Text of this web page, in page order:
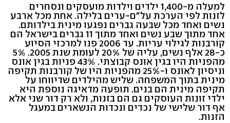
למעלה מ-1,400 ילדים וילדות מועסקים ונסחרים
לזנות לפי הערכת על"ם-ערים בלילה. אחת מכל ארבע
נשים ואחד מכל שבעה גברים נפגעו מינית בילדותם.
אחד מתוך שבע נשים ואחד מתוך 11 גברים בישראל הם
קורבנות לגילוי עריות. עד 2006 פנו למרכזי הסיוע
כ-28 אלף נשים, עליה של 20% לעומת שנת 2005. 5%
מהפניות היו בגין אונס קבוצתי. 43% פניות בגין אונס
וניסיון לאונס ו-25% מהפניות היו של קורבנות תקיפה
מינית בתוך המשפחה. שליש מהילדים שדיווחו על
תקיפה מינית הם בנים. תופעה מדאיגה נוספת היא
ילדי זונות העוסקים גם הם בזנות, ולא רק דור שני אלא
אף דור שלישי של נכדים ונכדות הנשארים במעגל
הזנות.